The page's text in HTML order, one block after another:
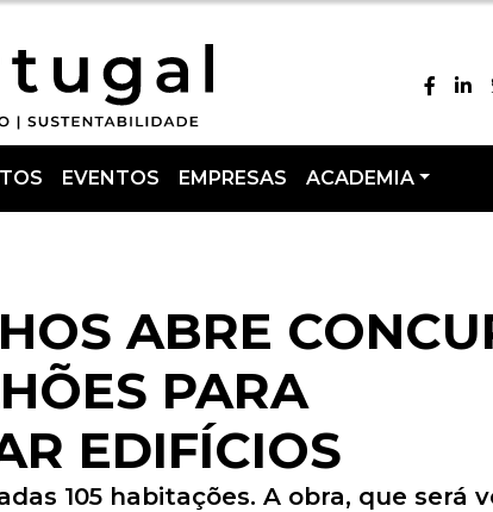
EVENTOS EMPRESAS ACADEMIA
ABRE
PARA
EDIFÍCIOS
105 habitações. A obra, que será